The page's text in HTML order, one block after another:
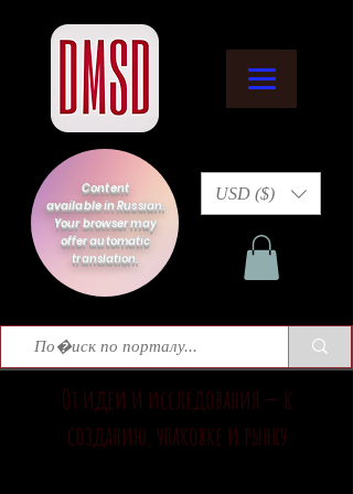
Content
available in Russian.
Your browser may
offer automatic
translation.
USD ($)
От идеи и исследования — к
созданию, упаковке и рынку